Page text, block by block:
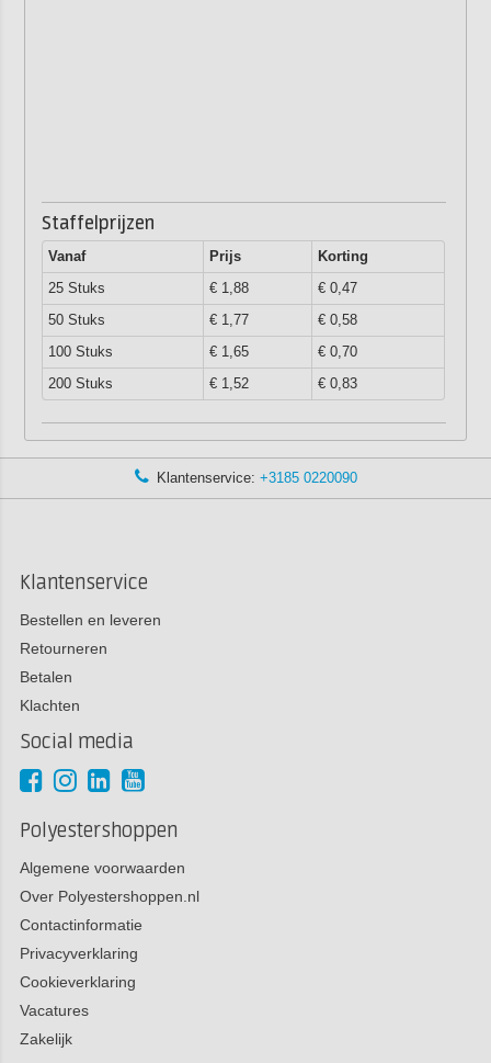
Staffelprijzen
Vanaf Prijs
Korting
25 Stuks
€ 1,88
€ 0,47
50 Stuks
€ 1,77
€ 0,58
100 Stuks
€ 1,65
€ 0,70
200 Stuks
€ 1,52 € 0,83
Klantenservice: +3185 0220090
Klantenservice
Bestellen en leveren
Retourneren
Betalen
Klachten
Social media
Polyestershoppen
Algemene voorwaarden
Over Polyestershoppen.nl
Contactinformatie
Privacyverklaring
Cookieverklaring
Vacatures
Zakelijk